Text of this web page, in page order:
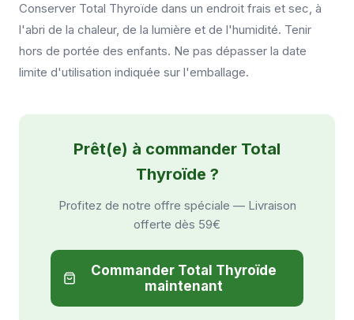
Conserver Total Thyroïde dans un endroit frais et sec, à
l'abri de la chaleur, de la lumière et de l'humidité. Tenir
hors de portée des enfants. Ne pas dépasser la date
limite d'utilisation indiquée sur l'emballage.
Prêt(e) à commander Total
Thyroïde ?
Profitez de notre offre spéciale — Livraison
offerte dès 59€
Commander Total Thyroïde
maintenant